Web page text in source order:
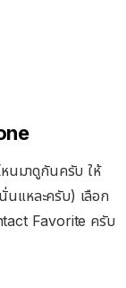
หนมาดูกันครับ ให้
นแหละครับ) เลือก
Favorite ครับ